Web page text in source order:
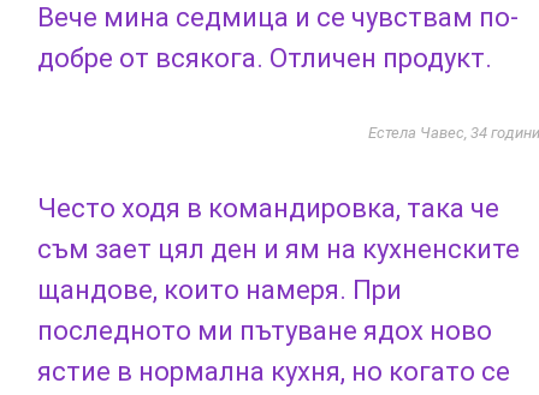
Вече мина седмица и се чувствам по-
добре от всякога. Отличен продукт.
Естела Чавес, 34 години
Често ходя в командировка, така че
съм зает цял ​​ден и ям на кухненските
щандове, които намеря. При
последното ми пътуване ядох ново
ястие в нормална кухня, но когато се